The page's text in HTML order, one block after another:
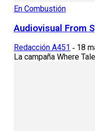
En Combustión
Audiovisual From
Redacción A451 - 18
La campaña Where